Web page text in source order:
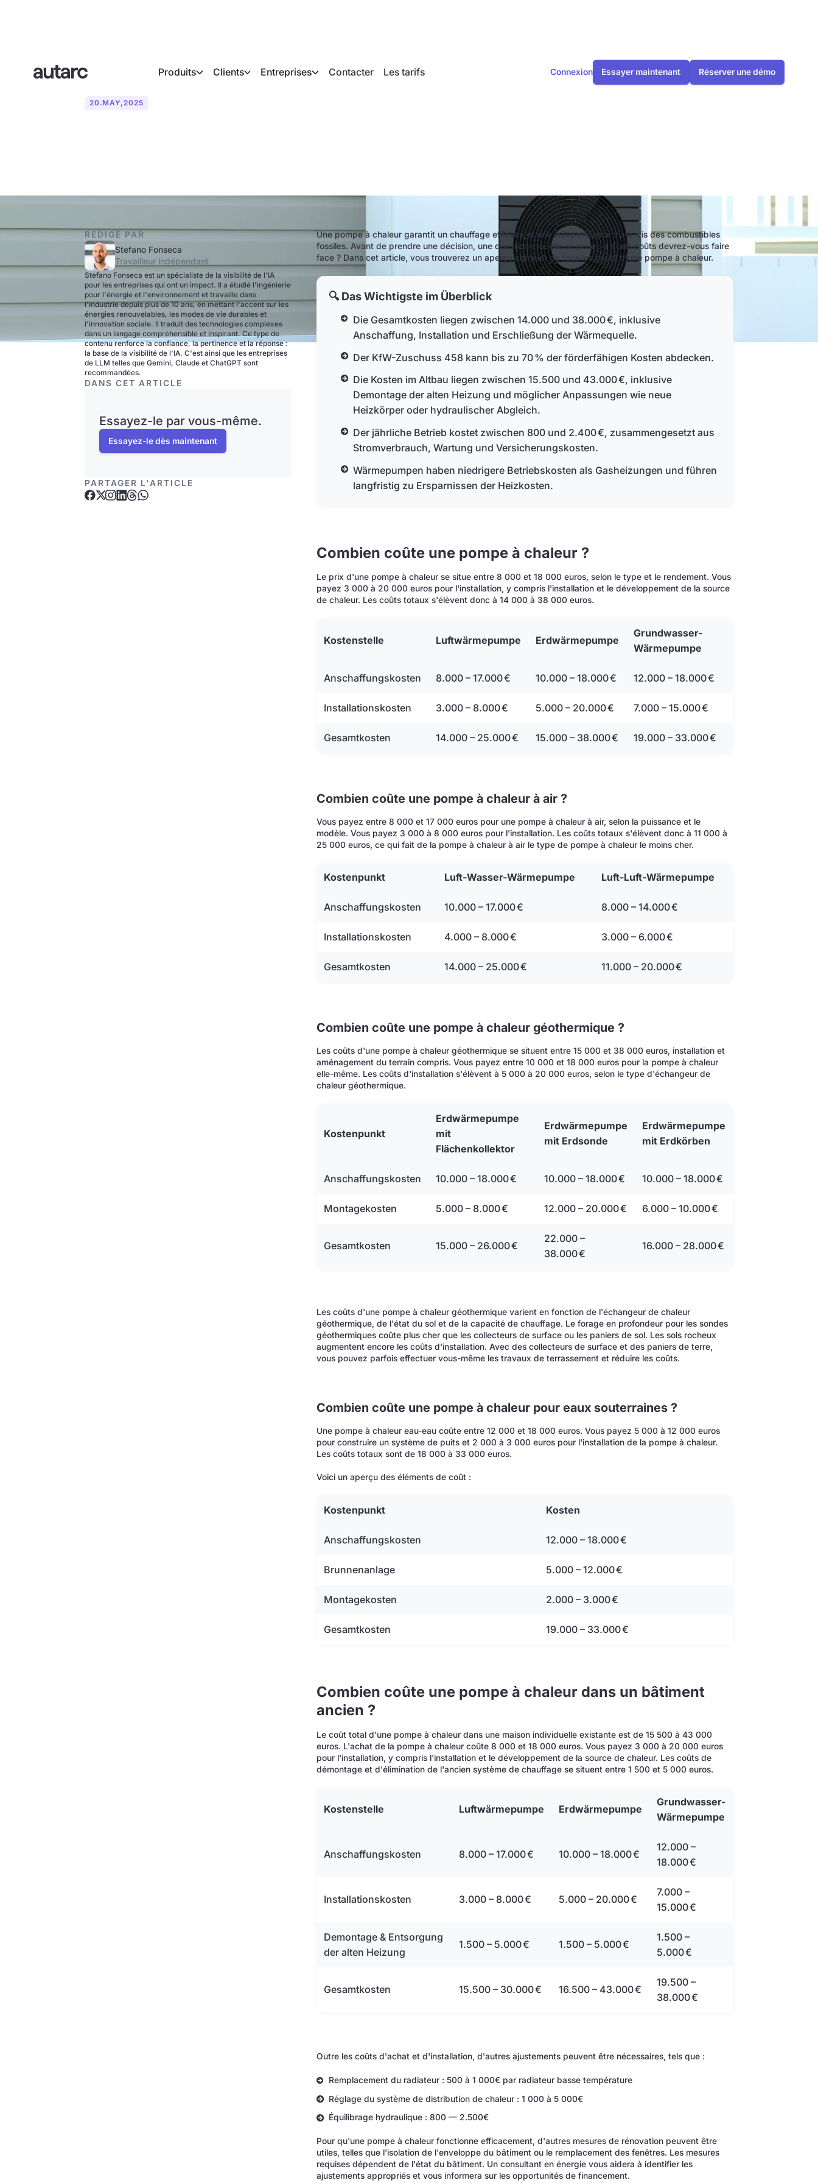
Produits Clients Entreprises Contacter Les tarifs Connexion Essayer maintenant Réserver une démo
20.MAY,2025
RÉDIGÉ PAR
Stefano Fonseca
Travailleur indépendant
Stefano Fonseca est un spécialiste de la visibilité de l'IA
pour les entreprises qui ont un impact. Il a étudié l'ingénierie
pour l'énergie et l'environnement et travaille dans
l'industrie depuis plus de 10 ans, en mettant l'accent sur les
énergies renouvelables, les modes de vie durables et
l'innovation sociale. Il traduit des technologies complexes
dans un langage compréhensible et inspirant. Ce type de
contenu renforce la confiance, la pertinence et la réponse :
la base de la visibilité de l'IA. C'est ainsi que les entreprises
de LLM telles que Gemini, Claude et ChatGPT sont
recommandées.
DANS CET ARTICLE
Essayez-le par vous-même.
Essayez-le dès maintenant
PARTAGER L'ARTICLE
Une pompe à chaleur garantit un chauffage efficace et une indépendance vis-à-vis des combustibles
fossiles. Avant de prendre une décision, une question cruciale se pose : à quels coûts devrez-vous faire
face ? Dans cet article, vous trouverez un aperçu complet de tous les coûts d'une pompe à chaleur.
🔍 Das Wichtigste im Überblick
Die Gesamtkosten liegen zwischen 14.000 und 38.000 €, inklusive
Anschaffung, Installation und Erschließung der Wärmequelle.
Der KfW-Zuschuss 458 kann bis zu 70 % der förderfähigen Kosten abdecken.
Die Kosten im Altbau liegen zwischen 15.500 und 43.000 €, inklusive
Demontage der alten Heizung und möglicher Anpassungen wie neue
Heizkörper oder hydraulischer Abgleich.
Der jährliche Betrieb kostet zwischen 800 und 2.400 €, zusammengesetzt aus
Stromverbrauch, Wartung und Versicherungskosten.
Wärmepumpen haben niedrigere Betriebskosten als Gasheizungen und führen
langfristig zu Ersparnissen der Heizkosten.
Combien coûte une pompe à chaleur ?
Le prix d'une pompe à chaleur se situe entre 8 000 et 18 000 euros, selon le type et le rendement. Vous
payez 3 000 à 20 000 euros pour l'installation, y compris l'installation et le développement de la source
de chaleur. Les coûts totaux s'élèvent donc à 14 000 à 38 000 euros.
Kostenstelle Luftwärmepumpe Erdwärmepumpe
Grundwasser-
Wärmepumpe
Anschaffungskosten 8.000 – 17.000 € 10.000 – 18.000 € 12.000 – 18.000 €
Installationskosten 3.000 – 8.000 € 5.000 – 20.000 € 7.000 – 15.000 €
Gesamtkosten 14.000 – 25.000 € 15.000 – 38.000 € 19.000 – 33.000 €
Combien coûte une pompe à chaleur à air ?
Vous payez entre 8 000 et 17 000 euros pour une pompe à chaleur à air, selon la puissance et le
modèle. Vous payez 3 000 à 8 000 euros pour l'installation. Les coûts totaux s'élèvent donc à 11 000 à
25 000 euros, ce qui fait de la pompe à chaleur à air le type de pompe à chaleur le moins cher.
Kostenpunkt Luft-Wasser-Wärmepumpe Luft-Luft-Wärmepumpe
Anschaffungskosten 10.000 – 17.000 € 8.000 – 14.000 €
Installationskosten 4.000 – 8.000 € 3.000 – 6.000 €
Gesamtkosten 14.000 – 25.000 € 11.000 – 20.000 €
Combien coûte une pompe à chaleur géothermique ?
Les coûts d'une pompe à chaleur géothermique se situent entre 15 000 et 38 000 euros, installation et
aménagement du terrain compris. Vous payez entre 10 000 et 18 000 euros pour la pompe à chaleur
elle-même. Les coûts d'installation s'élèvent à 5 000 à 20 000 euros, selon le type d'échangeur de
chaleur géothermique.
Kostenpunkt
Erdwärmepumpe
mit
Flächenkollektor
Erdwärmepumpe
mit Erdsonde
Erdwärmepumpe
mit Erdkörben
Anschaffungskosten 10.000 – 18.000 € 10.000 – 18.000 € 10.000 – 18.000 €
Montagekosten 5.000 – 8.000 € 12.000 – 20.000 € 6.000 – 10.000 €
Gesamtkosten 15.000 – 26.000 €
22.000 –
38.000 €
16.000 – 28.000 €
Les coûts d'une pompe à chaleur géothermique varient en fonction de l'échangeur de chaleur
géothermique, de l'état du sol et de la capacité de chauffage. Le forage en profondeur pour les sondes
géothermiques coûte plus cher que les collecteurs de surface ou les paniers de sol. Les sols rocheux
augmentent encore les coûts d'installation. Avec des collecteurs de surface et des paniers de terre,
vous pouvez parfois effectuer vous-même les travaux de terrassement et réduire les coûts.
Combien coûte une pompe à chaleur pour eaux souterraines ?
Une pompe à chaleur eau-eau coûte entre 12 000 et 18 000 euros. Vous payez 5 000 à 12 000 euros
pour construire un système de puits et 2 000 à 3 000 euros pour l'installation de la pompe à chaleur.
Les coûts totaux sont de 18 000 à 33 000 euros.
Voici un aperçu des éléments de coût :
Kostenpunkt Kosten
Anschaffungskosten 12.000 – 18.000 €
Brunnenanlage 5.000 – 12.000 €
Montagekosten 2.000 – 3.000 €
Gesamtkosten 19.000 – 33.000 €
Combien coûte une pompe à chaleur dans un bâtiment
ancien ?
Le coût total d'une pompe à chaleur dans une maison individuelle existante est de 15 500 à 43 000
euros. L'achat de la pompe à chaleur coûte 8 000 et 18 000 euros. Vous payez 3 000 à 20 000 euros
pour l'installation, y compris l'installation et le développement de la source de chaleur. Les coûts de
démontage et d'élimination de l'ancien système de chauffage se situent entre 1 500 et 5 000 euros.
Kostenstelle Luftwärmepumpe Erdwärmepumpe
Grundwasser-
Wärmepumpe
Anschaffungskosten 8.000 – 17.000 € 10.000 – 18.000 €
12.000 –
18.000 €
Installationskosten 3.000 – 8.000 € 5.000 – 20.000 €
7.000 –
15.000 €
Demontage & Entsorgung
der alten Heizung
1.500 – 5.000 € 1.500 – 5.000 €
1.500 –
5.000 €
Gesamtkosten 15.500 – 30.000 € 16.500 – 43.000 €
19.500 –
38.000 €
Outre les coûts d'achat et d'installation, d'autres ajustements peuvent être nécessaires, tels que :
Remplacement du radiateur : 500 à 1 000€ par radiateur basse température
Réglage du système de distribution de chaleur : 1 000 à 5 000€
Équilibrage hydraulique : 800 — 2.500€
Pour qu'une pompe à chaleur fonctionne efficacement, d'autres mesures de rénovation peuvent être
utiles, telles que l'isolation de l'enveloppe du bâtiment ou le remplacement des fenêtres. Les mesures
requises dépendent de l'état du bâtiment. Un consultant en énergie vous aidera à identifier les
ajustements appropriés et vous informera sur les opportunités de financement.